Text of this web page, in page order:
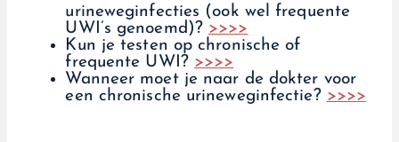
urineweginfecties (ook wel frequente
UWI’s genoemd)? >>>>
Kun je testen op chronische of
frequente UWI? >>>>
Wanneer moet je naar de dokter voor
een chronische urineweginfectie? >>>>